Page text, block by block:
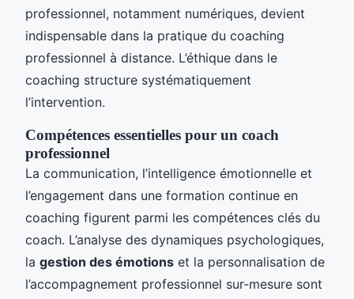
professionnel, notamment numériques, devient
indispensable dans la pratique du coaching
professionnel à distance. L’éthique dans le
coaching structure systématiquement
l’intervention.
Compétences essentielles pour un coach
professionnel
La communication, l’intelligence émotionnelle et
l’engagement dans une formation continue en
coaching figurent parmi les compétences clés du
coach. L’analyse des dynamiques psychologiques,
la gestion des émotions et la personnalisation de
l’accompagnement professionnel sur-mesure sont